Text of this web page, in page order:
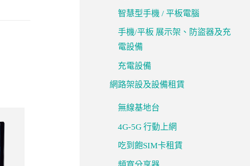
智慧型手機 / 平板電腦
手機/平板 展示架、防盜器及充
電設備
充電設備
網路架設及設備租賃
無線基地台
4G-5G 行動上網
吃到飽SIM卡租賃